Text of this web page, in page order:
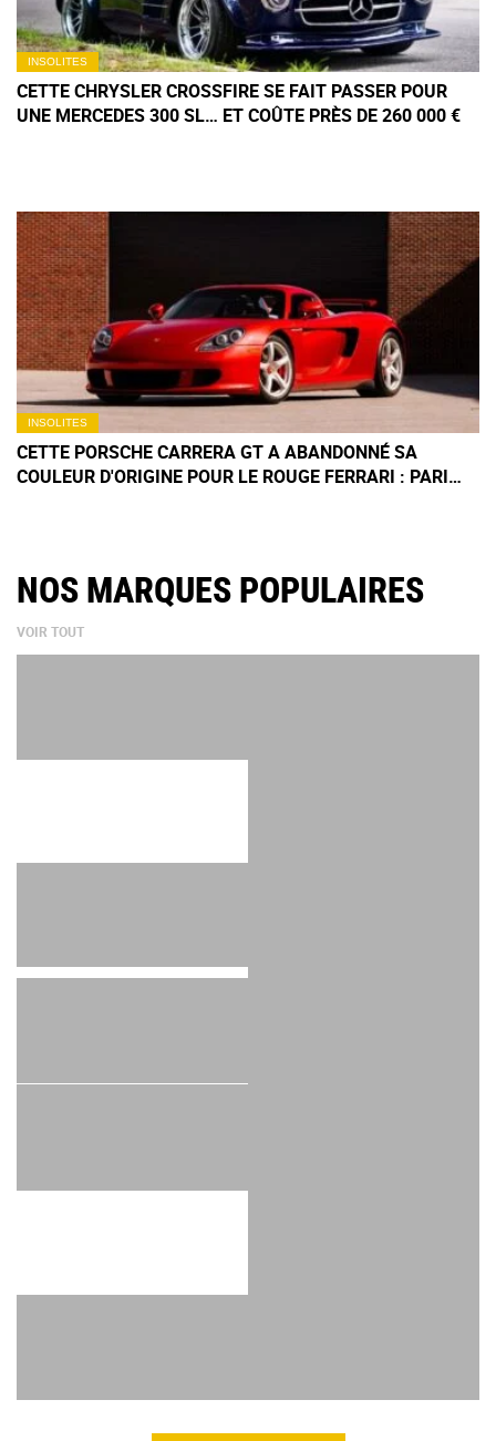
INSOLITES
CETTE CHRYSLER CROSSFIRE SE FAIT PASSER POUR
UNE MERCEDES 300 SL… ET COÛTE PRÈS DE 260 000 €
INSOLITES
CETTE PORSCHE CARRERA GT A ABANDONNÉ SA
COULEUR D'ORIGINE POUR LE ROUGE FERRARI : PARI
NOS MARQUES POPULAIRES
VOIR TOUT